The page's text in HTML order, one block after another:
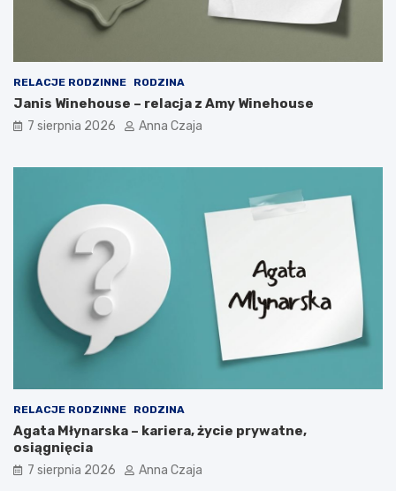
RELACJE RODZINNE RODZINA
Janis Winehouse – relacja z Amy Winehouse
7 sierpnia 2026 Anna Czaja
RELACJE RODZINNE RODZINA
Agata Młynarska – kariera, życie prywatne,
osiągnięcia
7 sierpnia 2026 Anna Czaja